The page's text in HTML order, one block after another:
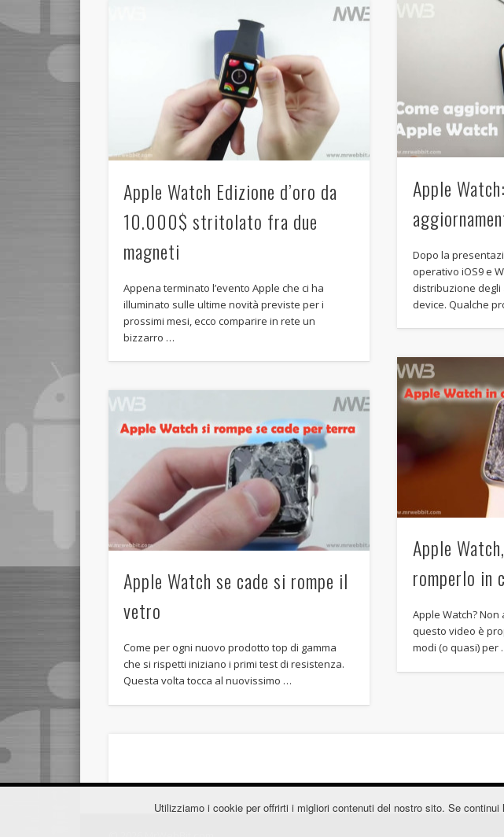
Apple
Dopo la
operativo iOS9 e
distribuzione
device. Qualche
Apple Watch Edizione d’oro da
10.000$ stritolato fra due
magneti
Appena terminato l’evento Apple che ci ha
illuminato sulle ultime novità previste per i
prossimi mesi, ecco comparire in rete un
bizzarro …
Apple
romperlo in
Apple Watch?
questo video è
modi (o quasi) per
Apple Watch se cade si rompe il
vetro
Come per ogni nuovo prodotto top di gamma
che si rispetti iniziano i primi test di resistenza.
Questa volta tocca al nuovissimo …
Utilizziamo i cookie per offrirti i migliori contenuti del nostro sito. Se